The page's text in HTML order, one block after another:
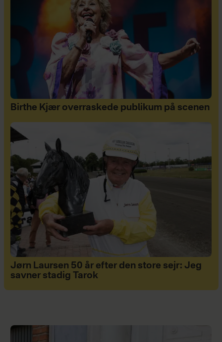
Birthe Kjær overraskede publikum på scenen
Jørn Laursen 50 år efter den store sejr: Jeg
savner stadig Tarok